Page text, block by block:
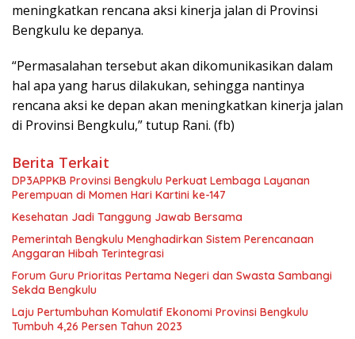
meningkatkan rencana aksi kinerja jalan di Provinsi
Bengkulu ke depanya.
“Permasalahan tersebut akan dikomunikasikan dalam
hal apa yang harus dilakukan, sehingga nantinya
rencana aksi ke depan akan meningkatkan kinerja jalan
di Provinsi Bengkulu,” tutup Rani. (fb)
Berita Terkait
DP3APPKB Provinsi Bengkulu Perkuat Lembaga Layanan
Perempuan di Momen Hari Kartini ke-147
Kesehatan Jadi Tanggung Jawab Bersama
Pemerintah Bengkulu Menghadirkan Sistem Perencanaan
Anggaran Hibah Terintegrasi
Forum Guru Prioritas Pertama Negeri dan Swasta Sambangi
Sekda Bengkulu
Laju Pertumbuhan Komulatif Ekonomi Provinsi Bengkulu
Tumbuh 4,26 Persen Tahun 2023